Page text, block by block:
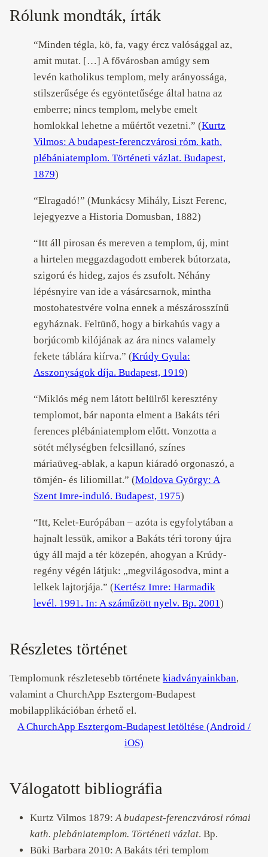
Rólunk mondták, írták
“Minden tégla, kö, fa, vagy ércz valósággal az,
amit mutat. […] A fővárosban amúgy sem
levén katholikus templom, mely arányossága,
stilszerűsége és egyöntetűsége által hatna az
emberre; nincs templom, melybe emelt
homlokkal lehetne a műértőt vezetni.” (Kurtz
Vilmos: A budapest-ferenczvárosi róm. kath.
plébániatemplom. Történeti vázlat. Budapest,
1879)
“Elragadó!” (Munkácsy Mihály, Liszt Ferenc,
lejegyezve a Historia Domusban, 1882)
“Itt áll pirosan és mereven a templom, új, mint
a hirtelen meggazdagodott emberek bútorzata,
szigorú és hideg, zajos és zsufolt. Néhány
lépésnyire van ide a vásárcsarnok, mintha
mostohatestvére volna ennek a mészárosszínű
egyháznak. Feltünő, hogy a birkahús vagy a
borjúcomb kilójának az ára nincs valamely
fekete táblára kiírva.” (Krúdy Gyula:
Asszonyságok díja. Budapest, 1919)
“Miklós még nem látott belülről keresztény
templomot, bár naponta elment a Bakáts téri
ferences plébániatemplom előtt. Vonzotta a
sötét mélységben felcsillanó, színes
máriaüveg-ablak, a kapun kiáradó orgonaszó, a
tömjén- és liliomillat.” (Moldova György: A
Szent Imre-induló. Budapest, 1975)
“Itt, Kelet-Európában – azóta is egyfolytában a
hajnalt lessük, amikor a Bakáts téri torony újra
úgy áll majd a tér közepén, ahogyan a Krúdy-
regény végén látjuk: „megvilágosodva, mint a
lelkek lajtorjája.” (Kertész Imre: Harmadik
levél. 1991. In: A száműzött nyelv. Bp. 2001)
Részletes történet
Templomunk részletesebb története kiadványainkban,
valamint a ChurchApp Esztergom-Budapest
mobilapplikációban érhető el.
A ChurchApp Esztergom-Budapest letöltése (Android /
iOS)
Válogatott bibliográfia
Kurtz Vilmos 1879:A budapest-ferenczvárosi római
kath. plebániatemplom. Történeti vázlat. Bp.
Büki Barbara 2010: A Bakáts téri templom